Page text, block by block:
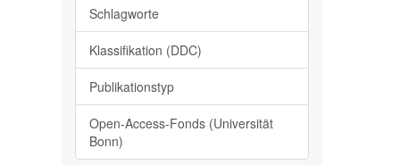
Schlagworte
Klassifikation (DDC)
Publikationstyp
Open-Access-Fonds (Universität
Bonn)